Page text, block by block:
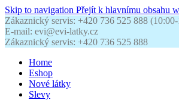
Skip to navigation Přejít k hlavnímu obsahu
Zákaznický servis: +420 736 525 888
E-mail: evi@evi-latky.cz
Zákaznický servis: +420 736 525 888
Home
Eshop
Nové látky
Slevy